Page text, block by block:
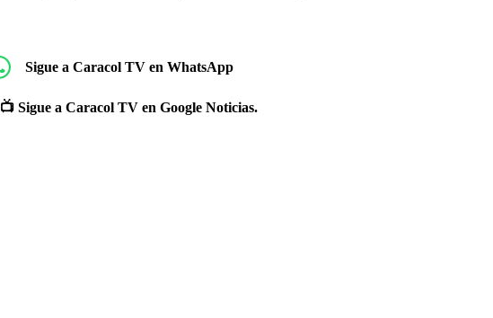
Sigue a Caracol TV en WhatsApp
📺 Sigue a Caracol TV en Google Noticias.